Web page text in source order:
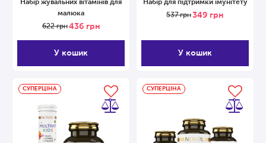
Набір жувальних вітамінів для
малюка
622грн 436 грн
У кошик
Набір для підтримки імунітету
537грн349 грн
У кошик
СУПЕРЦІНА СУПЕРЦІНА